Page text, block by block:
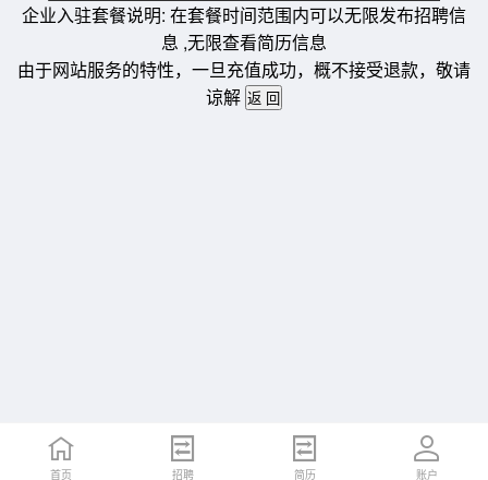
企业入驻套餐说明: 在套餐时间范围内可以无限发布招聘信
息 ,无限查看简历信息
由于网站服务的特性，一旦充值成功，概不接受退款，敬请
谅解
首页 招聘 简历 账户